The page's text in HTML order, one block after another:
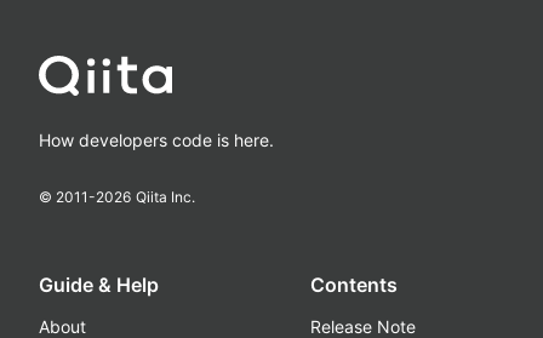
How developers code is here.
© 2011-2026 Qiita Inc.
Guide & Help
About
Contents
Release Note